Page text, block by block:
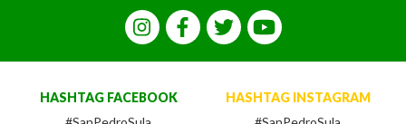
HASHTAG FACEBOOK
HASHTAG INSTAGRAM